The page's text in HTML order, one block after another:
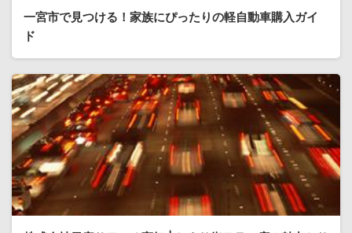
一宮市で見つける！家族にぴったりの軽自動車購入ガイ
ド